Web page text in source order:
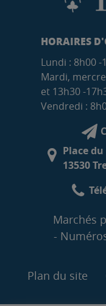
HORAIRES
Lundi : 8h00 -
Mardi,
et 13h30 -
Vendredi :
Place
13530
Marchés
Plan du site